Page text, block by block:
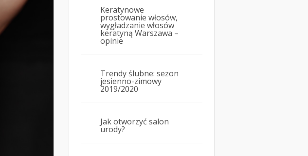
Keratynowe
prostowanie włosów,
wygładzanie włosów
keratyną Warszawa –
opinie
Trendy ślubne: sezon
jesienno-zimowy
2019/2020
Jak otworzyć salon
urody?